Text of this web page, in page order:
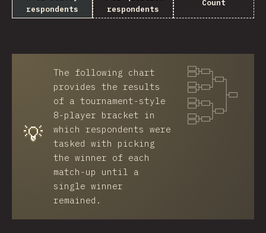
respondents
respondents
Count
💡
The following chart
provides the results
of a tournament-style
8-player bracket in
which respondents were
tasked with picking
the winner of each
match-up until a
single winner
remained.